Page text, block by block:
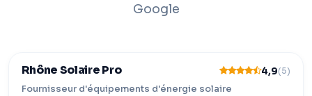
Google
Rhône Solaire Pro 4,9(5)
Fournisseur d'équipements d'énergie solaire